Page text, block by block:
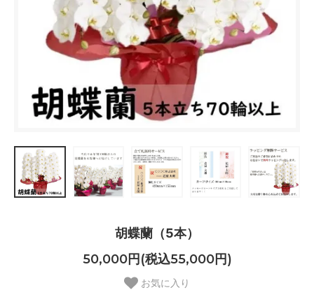
胡蝶蘭（5本）
50,000円(税込55,000円)
お気に入り